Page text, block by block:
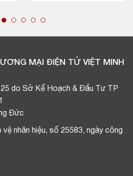
MẠI ĐIỆN TỬ VIỆT MINH
do Sở Kế Hoạch & Đầu Tư TP
Đức
vệ nhãn hiệu, số 25583, ngày công